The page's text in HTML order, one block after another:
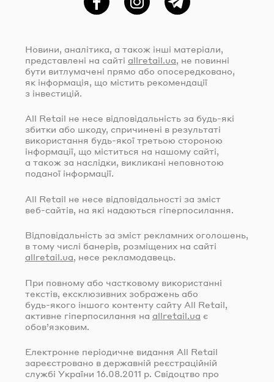
ФейсбукInstagramTelegram
Новини, аналітика, а також інші матеріали,
представлені на сайті allretail.ua, не повинні
бути витлумачені прямо або опосередковано,
як інформація, що містить рекомендації
з інвестицій.
All Retail не несе відповідальність за будь-які
збитки або шкоду, спричинені в результаті
використання будь-якої третьою стороною
інформації, що міститься на нашому сайті,
а також за наслідки, викликані неповнотою
поданої інформації.
All Retail не несе відповідальності за зміст
веб-сайтів, на які надаються гіперпосилання.
Відповідальність за зміст рекламних оголошень,
в тому числі банерів, розміщених на сайті
allretail.ua, несе рекламодавець.
При повному або частковому використанні
текстів, ексклюзивних зображень або
будь-якого іншого контенту сайту All Retail,
активне гіперпосилання на allretail.ua є
обов’язковим.
Електронне періодичне видання All Retail
зареєстровано в державній реєстраційній
службі України 16.08.2011 р. Свідоцтво про